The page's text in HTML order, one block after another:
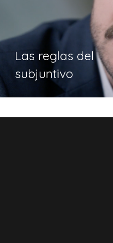
Las reglas del
subjuntivo